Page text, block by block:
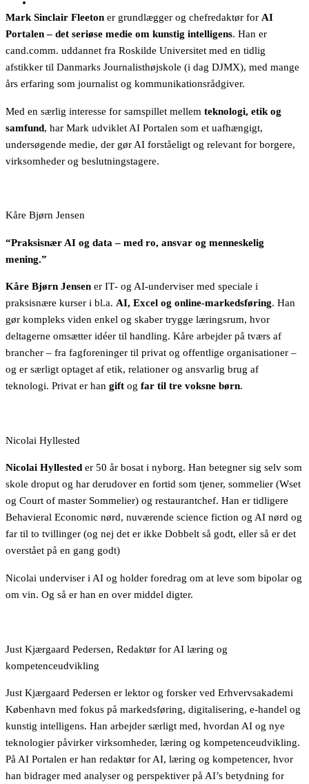
Mark Sinclair Fleeton er grundlægger og chefredaktør for AI
Portalen – det seriøse medie om kunstig intelligens. Han er
cand.comm. uddannet fra Roskilde Universitet med en tidlig
afstikker til Danmarks Journalisthøjskole (i dag DJMX), med mange
års erfaring som journalist og kommunikationsrådgiver.
Med en særlig interesse for samspillet mellem teknologi, etik og
samfund, har Mark udviklet AI Portalen som et uafhængigt,
undersøgende medie, der gør AI forståeligt og relevant for borgere,
virksomheder og beslutningstagere.
Kåre Bjørn Jensen
“Praksisnær AI og data – med ro, ansvar og menneskelig
mening.”
Kåre Bjørn Jensen er IT‑ og AI‑underviser med speciale i
praksisnære kurser i bl.a. AI, Excel og online-markedsføring. Han
gør kompleks viden enkel og skaber trygge læringsrum, hvor
deltagerne omsætter idéer til handling. Kåre arbejder på tværs af
brancher – fra fagforeninger til privat og offentlige organisationer –
og er særligt optaget af etik, relationer og ansvarlig brug af
teknologi. Privat er han gift og far til tre voksne børn.
Nicolai Hyllested
Nicolai Hyllested er 50 år bosat i nyborg. Han betegner sig selv som
skole droput og har derudover en fortid som tjener, sommelier (Wset
og Court of master Sommelier) og restaurantchef. Han er tidligere
Behavieral Economic nørd, nuværende science fiction og AI nørd og
far til to tvillinger (og nej det er ikke Dobbelt så godt, eller så er det
overstået på en gang godt)
Nicolai underviser i AI og holder foredrag om at leve som bipolar og
om vin. Og så er han en over middel digter.
Just Kjærgaard Pedersen, Redaktør for AI læring og
kompetenceudvikling
Just Kjærgaard Pedersen er lektor og forsker ved Erhvervsakademi
København med fokus på markedsføring, digitalisering, e-handel og
kunstig intelligens. Han arbejder særligt med, hvordan AI og nye
teknologier påvirker virksomheder, læring og kompetenceudvikling.
På AI Portalen er han redaktør for AI, læring og kompetencer, hvor
han bidrager med analyser og perspektiver på AI’s betydning for